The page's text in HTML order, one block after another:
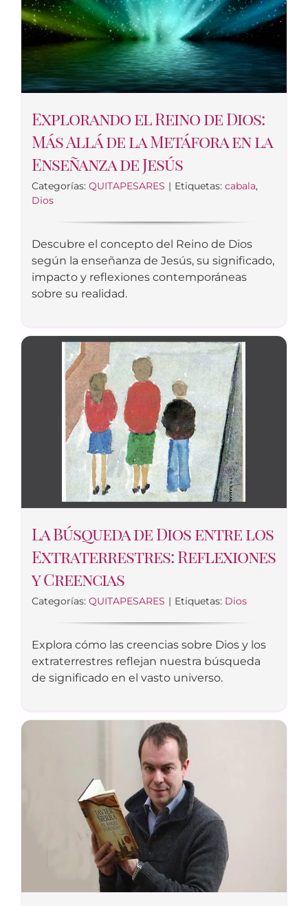
Explorando el Reino de Dios:
Más Allá de la Metáfora en la
Enseñanza de Jesús
Categorías: QUITAPESARES | Etiquetas: cabala,
Dios
Descubre el concepto del Reino de Dios
según la enseñanza de Jesús, su significado,
impacto y reflexiones contemporáneas
sobre su realidad.
La Búsqueda de Dios entre los
Extraterrestres: Reflexiones
y Creencias
Categorías: QUITAPESARES | Etiquetas: Dios
Explora cómo las creencias sobre Dios y los
extraterrestres reflejan nuestra búsqueda
de significado en el vasto universo.